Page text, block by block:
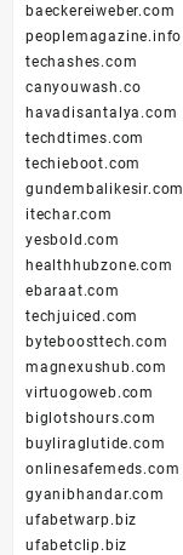
baeckereiweber.com
peoplemagazine.info
techashes.com
canyouwash.co
havadisantalya.com
techdtimes.com
techieboot.com
gundembalikesir.com
itechar.com
yesbold.com
healthhubzone.com
ebaraat.com
techjuiced.com
byteboosttech.com
magnexushub.com
virtuogoweb.com
biglotshours.com
buyliraglutide.com
onlinesafemeds.com
gyanibhandar.com
ufabetwarp.biz
ufabetclip.biz